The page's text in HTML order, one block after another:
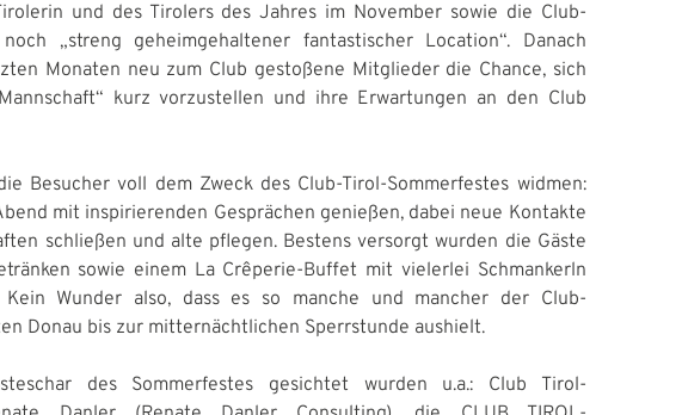
und des Tirolers des Jahres im November sowie die Club-
„streng geheimgehaltener fantastischer Location“. Danach
Monaten neu zum Club gestoßene Mitglieder die Chance, sich
kurz vorzustellen und ihre Erwartungen an den Club
Besucher voll dem Zweck des Club-Tirol-Sommerfestes widmen:
mit inspirierenden Gesprächen genießen, dabei neue Kontakte
schließen und alte pflegen. Bestens versorgt wurden die Gäste
sowie einem La Crêperie-Buffet mit vielerlei Schmankerln
Kein Wunder also, dass es so manche und mancher der Club-
Donau bis zur mitternächtlichen Sperrstunde aushielt.
des Sommerfestes gesichtet wurden u.a.: Club Tirol-